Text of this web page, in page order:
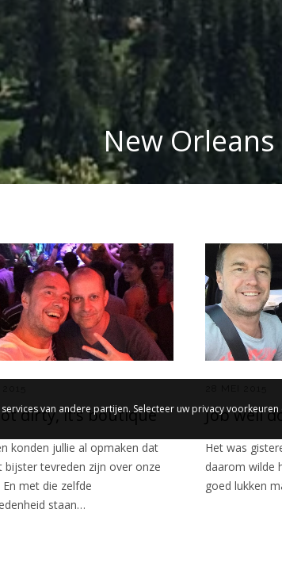
New Orleans
dirty, it’s boutique
konden jullie al opmaken dat
bijster tevreden zijn over onze
met die zelfde
staan…
Job well
Het was
daarom wilde
goed lukken
van andere partijen. Selecteer uw privacy